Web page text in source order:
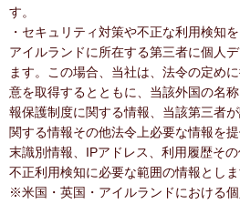
す。
・セキュリティ対策や不正な利用検知
アイルランドに所在する第三者に個人
ます。この場合、当社は、法令の定め
意を取得するとともに、当該外国の名
報保護制度に関する情報、当該第三者
関する情報その他法令上必要な情報を
末識別情報、IPアドレス、利用履歴そ
不正利用検知に必要な範囲の情報とし
※米国・英国・アイルランドにおける